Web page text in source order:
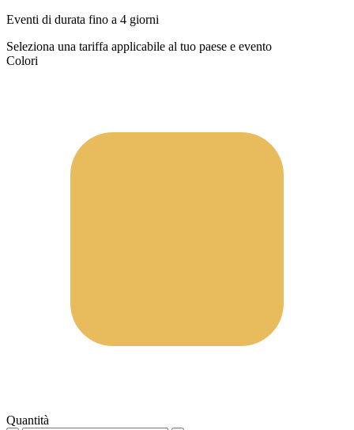
Eventi di durata fino a 4 giorni
Seleziona una tariffa applicabile al tuo paese e evento
Colori
Quantità